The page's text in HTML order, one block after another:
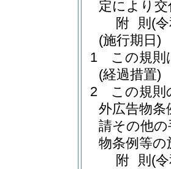
定により
附 則 (
(施行期日)
1
この規則
(経過措置)
2
この規則
外広告物
請その他
物条例等
附 則 (